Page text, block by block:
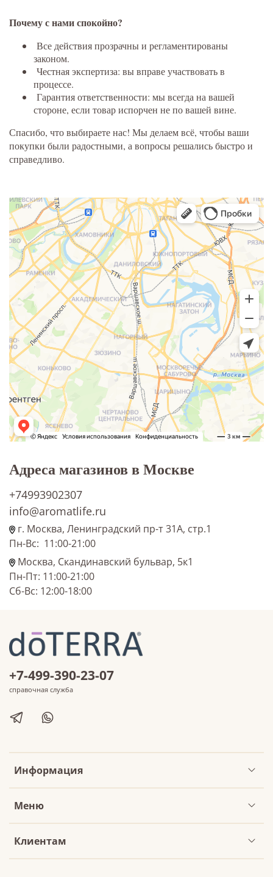
Почему с нами спокойно?
Все действия прозрачны и регламентированы
законом.
Честная экспертиза: вы вправе участвовать в
процессе.
Гарантия ответственности: мы всегда на вашей
стороне, если товар испорчен не по вашей вине.
Спасибо, что выбираете нас! Мы делаем всё, чтобы ваши
покупки были радостными, а вопросы решались быстро и
справедливо.
Адреса магазинов в Москве
+74993902307
info@aromatlife.ru
г. Москва, Ленинградский пр-т 31А, стр.1
Пн-Вс: 11:00-21:00
Москва, Скандинавский бульвар, 5к1
Пн-Пт: 11:00-21:00
Сб-Вс: 12:00-18:00
Информация
Меню
Клиентам
+7-499-390-23-07
справочная служба